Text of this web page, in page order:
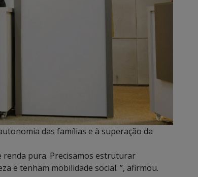
das famílias e à superação da
renda pura. Precisamos estruturar
e tenham mobilidade social. ”, afirmou.